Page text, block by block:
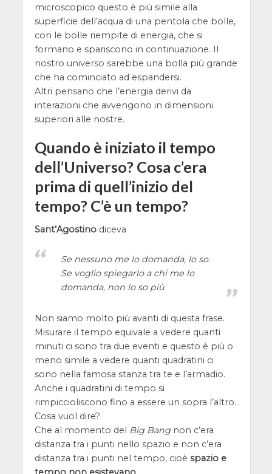
microscopico questo è più simile alla
superficie dell’acqua di una pentola che bolle,
con le bolle riempite di energia, che si
formano e spariscono in continuazione. Il
nostro universo sarebbe una bolla più grande
che ha cominciato ad espandersi.
Altri pensano che l’energia derivi da
interazioni che avvengono in dimensioni
superiori alle nostre.
Quando è iniziato il tempo
dell’Universo? Cosa c’era
prima di quell’inizio del
tempo? C’è un tempo?
Sant’Agostinodiceva
Se nessuno me lo domanda, lo so.
Se voglio spiegarlo a chi me lo
domanda, non lo so più
Non siamo molto più avanti di questa frase.
Misurare il tempo equivale a vedere quanti
minuti ci sono tra due eventi e questo è più o
meno simile a vedere quanti quadratini ci
sono nella famosa stanza tra te e l’armadio.
Anche i quadratini di tempo si
rimpiccioliscono fino a essere un sopra l’altro.
Cosa vuol dire?
Che al momento del Big Bangnon c’era
distanza tra i punti nello spazio e non c’era
distanza tra i punti nel tempo, cioè spazio e